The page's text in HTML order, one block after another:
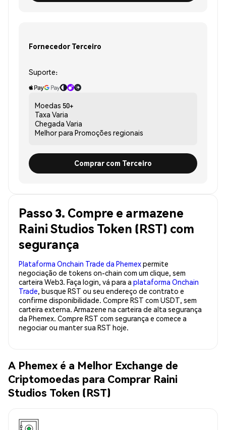
Fornecedor Terceiro
Suporte:
Moedas 50+
Taxa Varia
Chegada Varia
Melhor para Promoções regionais
Comprar com Terceiro
Passo 3. Compre e armazene
Raini Studios Token (RST) com
segurança
Plataforma Onchain Trade da Phemexpermite
negociação de tokens on-chain com um clique, sem
carteira Web3. Faça login, vá para a plataforma Onchain
Trade, busque RST ou seu endereço de contrato e
confirme disponibilidade. Compre RST com USDT, sem
carteira externa. Armazene na carteira de alta segurança
da Phemex. Compre RST com segurança e comece a
negociar ou manter sua RST hoje.
A Phemex é a Melhor Exchange de
Criptomoedas para Comprar Raini
Studios Token (RST)